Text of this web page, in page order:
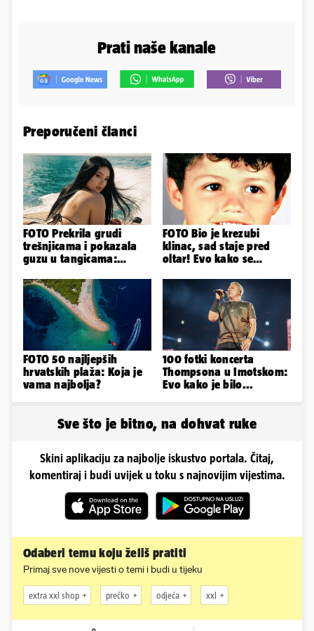
Prati naše kanale
Preporučeni članci
FOTO Prekrila grudi
trešnjicama i pokazala
guzu u tangicama:
Slavonka
FOTO Bio je krezubi
klinac, sad staje pred
oltar! Evo kako se
najvećih...
FOTO 50 najljepših
hrvatskih plaža: Koja je
vama najbolja?
100 fotki koncerta
Thompsona u Imotskom:
Evo kako je bilo...
Sve što je bitno, na dohvat ruke
Skini aplikaciju za najbolje iskustvo portala. Čitaj,
komentiraj i budi uvijek u toku s najnovijim vijestima.
Odaberi temu koju želiš pratiti
Primaj sve nove vijesti o temi i budi u tijeku
extra xxl shop prečko odjeća xxl